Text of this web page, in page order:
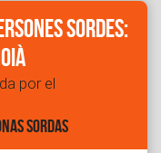
Sordes:
por el
SORDAS